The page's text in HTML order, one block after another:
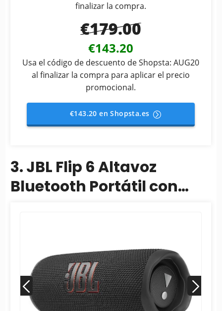
finalizar la compra.
€179.00
€143.20
Usa el código de descuento de Shopsta: AUG20
al finalizar la compra para aplicar el precio
promocional.
€143.20 en Shopsta.es
3. JBL Flip 6 Altavoz
Bluetooth Portátil con